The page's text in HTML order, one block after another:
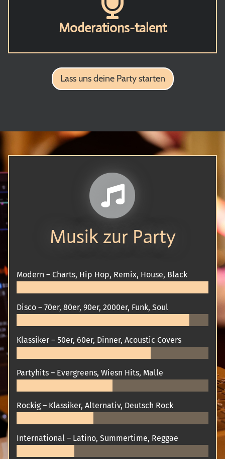
Moderations-talent
Lass uns deine Party starten
Musik zur Party
Modern – Charts, Hip Hop, Remix, House, Black
Disco – 70er, 80er, 90er, 2000er, Funk, Soul
Klassiker – 50er, 60er, Dinner, Acoustic Covers
Partyhits – Evergreens, Wiesn Hits, Malle
Rockig – Klassiker, Alternativ, Deutsch Rock
International – Latino, Summertime, Reggae